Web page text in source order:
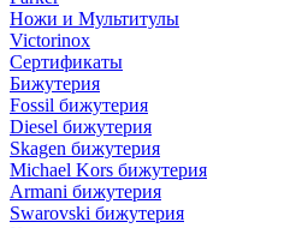
Ножи и Мультитулы
Victorinox
Сертификаты
Бижутерия
Fossil бижутерия
Diesel бижутерия
Skagen бижутерия
Michael Kors бижутерия
Armani бижутерия
Swarovski бижутерия